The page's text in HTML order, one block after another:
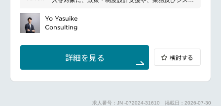
的なソリューションを提供し続けています。
実施に向けた支援を行う。主に、以下の領域に関する
コンサルティングを行う。政策・制度設計等に係る調
政策自体の検討、アドバイスの実施、および政策実行
産業セクターを横断した国の事業実施受託および個別
プロジェクト管理支援（PMO）
特に農業、食、健康領域
Yo Yasuike
Consulting
詳細を見る 検討する
求人番号：JN -072024-31610 掲載日：2026-07-30